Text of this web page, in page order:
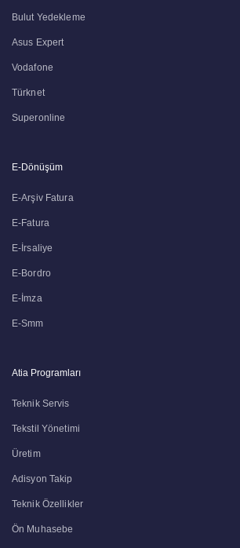
Bulut Yedekleme
Asus Expert
Vodafone
Türknet
Superonline
E-Dönüşüm
E-Arşiv Fatura
E-Fatura
E-İrsaliye
E-Bordro
E-İmza
E-Smm
Atia Programları
Teknik Servis
Tekstil Yönetimi
Üretim
Adisyon Takip
Teknik Özellikler
Ön Muhasebe